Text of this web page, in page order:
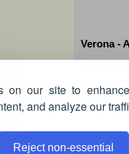
on our site to
and analyze our
Reject non-essential
Verona -